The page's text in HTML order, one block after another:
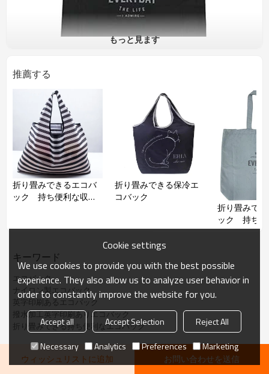
ナイロン
サイズ
約H390×W450×100mm
仕様や数量がお客様の要求で作れ
ます。
コメント
エコバック、大容量収納バック、
水を弾いてコンパクト！使える便
利エコバック
もっと見ます
推薦する
折り畳みできるエコバ
ック 持ち便利な収納
折り畳みできる保冷エ
コバック
折り畳みで
ック 持ち便
トートバッ
キーワード
エコバック
ナイロン製エコバック
英字印刷あるエコバック
撥水加工英字印刷ありエコバック
折り畳みできる持ち便利なエコバック
ウィッシュリストに追加 お問い合わせを送信
Cookie settings
We use cookies to provide you with the best possible
experience. They also allow us to analyze user behavior in
order to constantly improve the website for you.
Accept all Accept Selection
Reject All
Necessary
Analytics Preferences Marketing